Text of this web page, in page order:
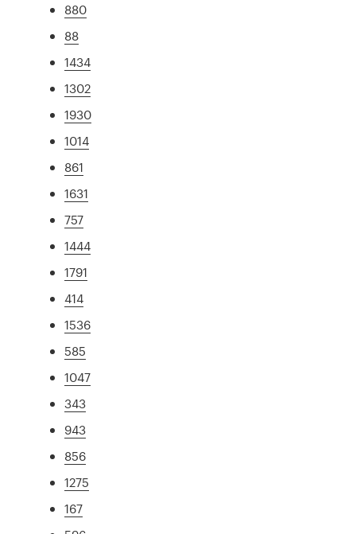
880
88
1434
1302
1930
1014
861
1631
757
1444
1791
414
1536
585
1047
343
943
856
1275
167